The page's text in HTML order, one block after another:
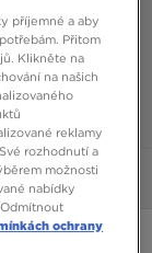
příjemné a aby
Přitom
Klikněte na
na našich
reklamy
rozhodnutí a
možnosti
nabídky
ochrany